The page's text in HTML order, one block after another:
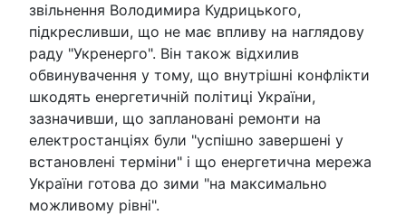
звільнення Володимира Кудрицького,
підкресливши, що не має впливу на наглядову
раду "Укренерго". Він також відхилив
обвинувачення у тому, що внутрішні конфлікти
шкодять енергетичній політиці України,
зазначивши, що заплановані ремонти на
електростанціях були "успішно завершені у
встановлені терміни" і що енергетична мережа
України готова до зими "на максимально
можливому рівні".